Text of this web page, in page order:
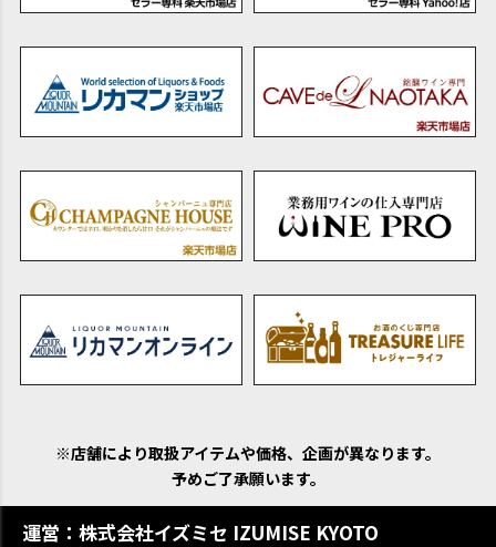
※店舗により取扱アイテムや価格、企画が異なります。
予めご了承願います。
運営：株式会社イズミセ IZUMISE KYOTO